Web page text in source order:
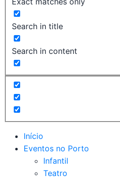
Search in title
Search in content
Início
Eventos no Porto
Infantil
Teatro